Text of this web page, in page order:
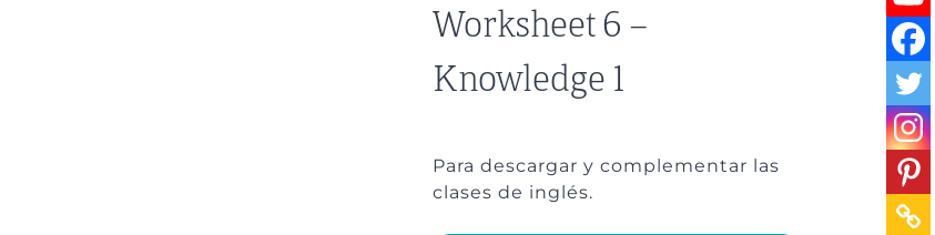
Worksheet 6 –
Knowledge 1
Para descargar y complementar las
clases de inglés.